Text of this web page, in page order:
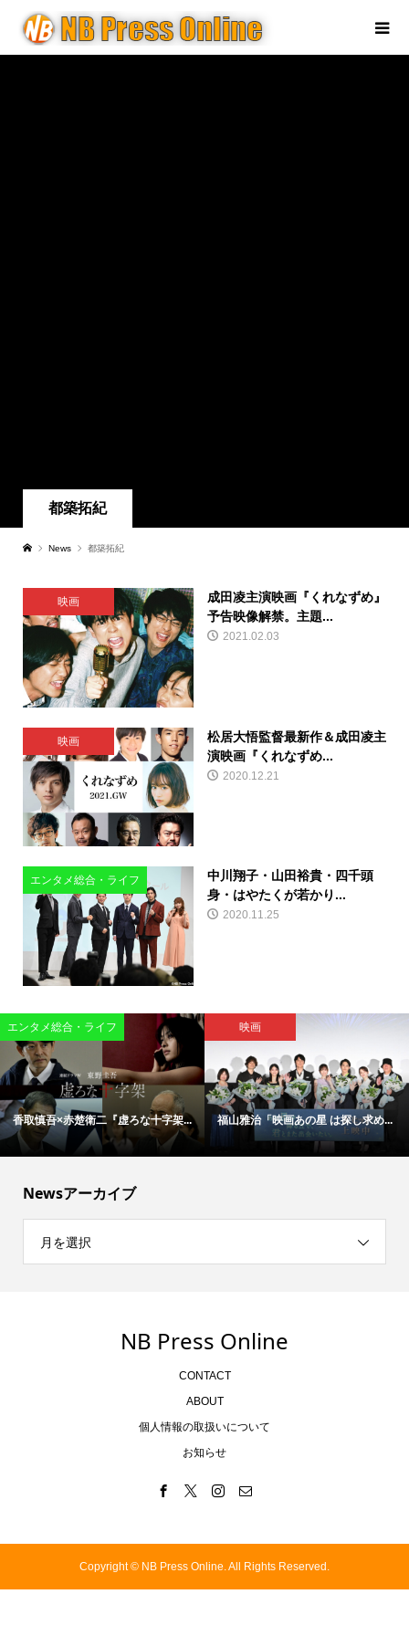
都築拓紀
News 都築拓紀
映画
成田凌主演映画『くれなずめ』
予告映像解禁。主題...
2021.02.03
映画
松居大悟監督最新作＆成田凌主
演映画『くれなずめ...
2020.12.21
エンタメ総合・ライフ
中川翔子・山田裕貴・四千頭
身・はやたくが若かり...
2020.11.25
エンタメ総合・ライフ
香取慎吾×赤楚衛二『虚ろな十字架...
映画
福山雅治「映画あの星 は探し求め...
Newsアーカイブ
月を選択
NB Press Online
CONTACT
ABOUT
個人情報の取扱いについて
お知らせ
Copyright © NB Press Online. All Rights Reserved.